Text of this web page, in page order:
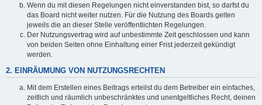
Wenn du mit diesen Regelungen nicht einverstanden bist, so darfst du
das Board nicht weiter nutzen. Für die Nutzung des Boards gelten
jeweils die an dieser Stelle veröffentlichten Regelungen.
Der Nutzungsvertrag wird auf unbestimmte Zeit geschlossen und kann
von beiden Seiten ohne Einhaltung einer Frist jederzeit gekündigt
werden.
2. EINRÄUMUNG VON NUTZUNGSRECHTEN
Mit dem Erstellen eines Beitrags erteilst du dem Betreiber ein einfaches,
zeitlich und räumlich unbeschränktes und unentgeltliches Recht, deinen